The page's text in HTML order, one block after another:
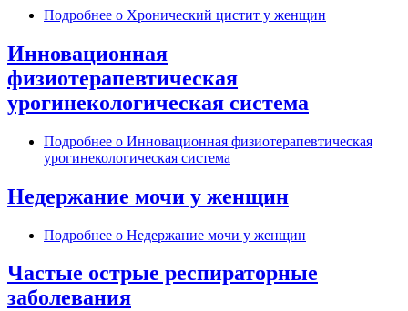
Подробнее о Хронический цистит у женщин
Инновационная
физиотерапевтическая
урогинекологическая система
Подробнее о Инновационная физиотерапевтическая
урогинекологическая система
Недержание мочи у женщин
Подробнее о Недержание мочи у женщин
Частые острые респираторные
заболевания